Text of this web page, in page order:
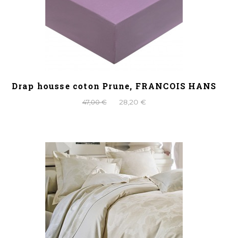
Drap housse coton Prune, FRANCOIS HANS
47,00 € 28,20 €